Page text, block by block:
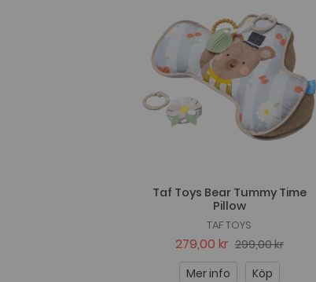
Taf Toys Bear Tummy Time
Pillow
TAF TOYS
279,00 kr 299,00 kr
Mer info
Köp